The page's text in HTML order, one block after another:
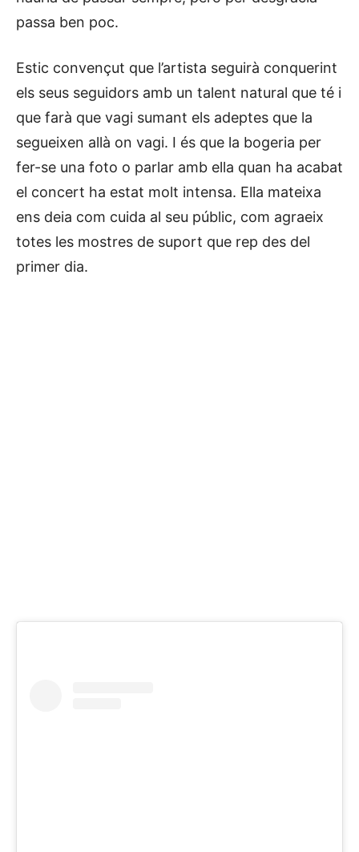
passa ben poc.
Estic convençut que l’artista seguirà conquerint
els seus seguidors amb un talent natural que té i
que farà que vagi sumant els adeptes que la
segueixen allà on vagi. I és que la bogeria per
fer-se una foto o parlar amb ella quan ha acabat
el concert ha estat molt intensa. Ella mateixa
ens deia com cuida al seu públic, com agraeix
totes les mostres de suport que rep des del
primer dia.